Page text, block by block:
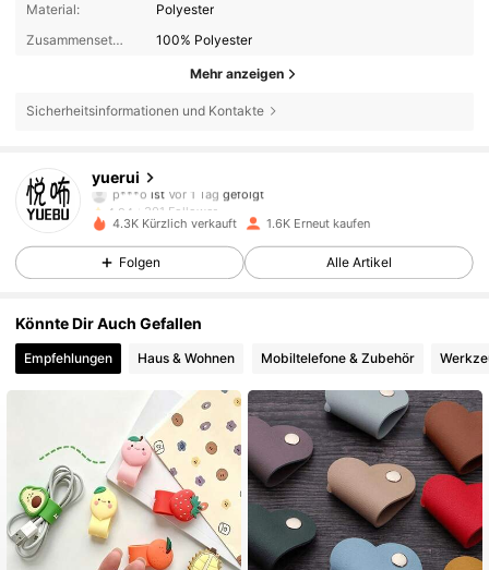
Material:
Polyester
Zusammensetzung:
100% Polyester
Mehr anzeigen
Sicherheitsinformationen und Kontakte
yuerui
p***oist
4,94
301 Follower
4,94
4,94 301 Follower
301 Follower
4,94 301 Follower
4,94 301 Follower
4.3K Kürzlich verkauft 1.6K Erneut kaufen
Folgen Alle Artikel
Könnte Dir Auch Gefallen
Empfehlungen Haus & Wohnen Mobiltelefone & Zubehör